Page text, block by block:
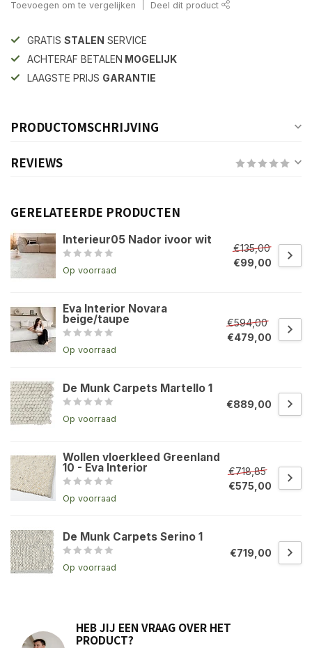
Toevoegen om te vergelijken Deel dit product
GRATIS STALEN SERVICE
ACHTERAF BETALEN MOGELIJK
LAAGSTE PRIJS GARANTIE
PRODUCTOMSCHRIJVING
REVIEWS
GERELATEERDE PRODUCTEN
Interieur05 Nador ivoor wit
Op voorraad
€135,00
€99,00
Eva Interior Novara
beige/taupe
Op voorraad
€594,00
€479,00
De Munk Carpets Martello 1
Op voorraad
€889,00
Wollen vloerkleed Greenland
10 - Eva Interior
Op voorraad
€718,85
€575,00
De Munk Carpets Serino 1
Op voorraad
€719,00
HEB JIJ EEN VRAAG OVER HET
PRODUCT?